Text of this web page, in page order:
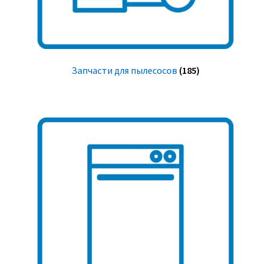
Запчасти для пылесосов (185)